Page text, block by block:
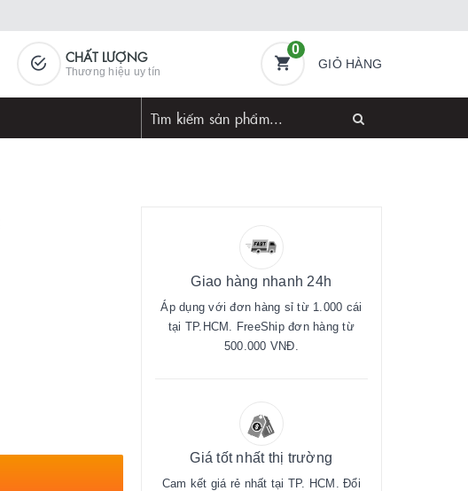
CHẤT LƯỢNG
Thương hiệu uy tín
0
GIỎ HÀNG
Giao hàng nhanh 24h
Áp dụng với đơn hàng sỉ từ 1.000 cái
tại TP.HCM. FreeShip đơn hàng từ
500.000 VNĐ.
Giá tốt nhất thị trường
Cam kết giá rẻ nhất tại TP. HCM. Đổi